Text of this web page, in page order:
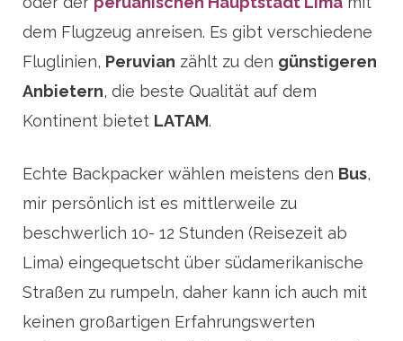
dem Flugzeug anreisen. Es gibt verschiedene
Fluglinien, Peruvian zählt zu den günstigeren
Anbietern, die beste Qualität auf dem
Kontinent bietet LATAM.
Echte Backpacker wählen meistens den Bus,
mir persönlich ist es mittlerweile zu
beschwerlich 10- 12 Stunden (Reisezeit ab
Lima) eingequetscht über südamerikanische
Straßen zu rumpeln, daher kann ich auch mit
keinen großartigen Erfahrungswerten